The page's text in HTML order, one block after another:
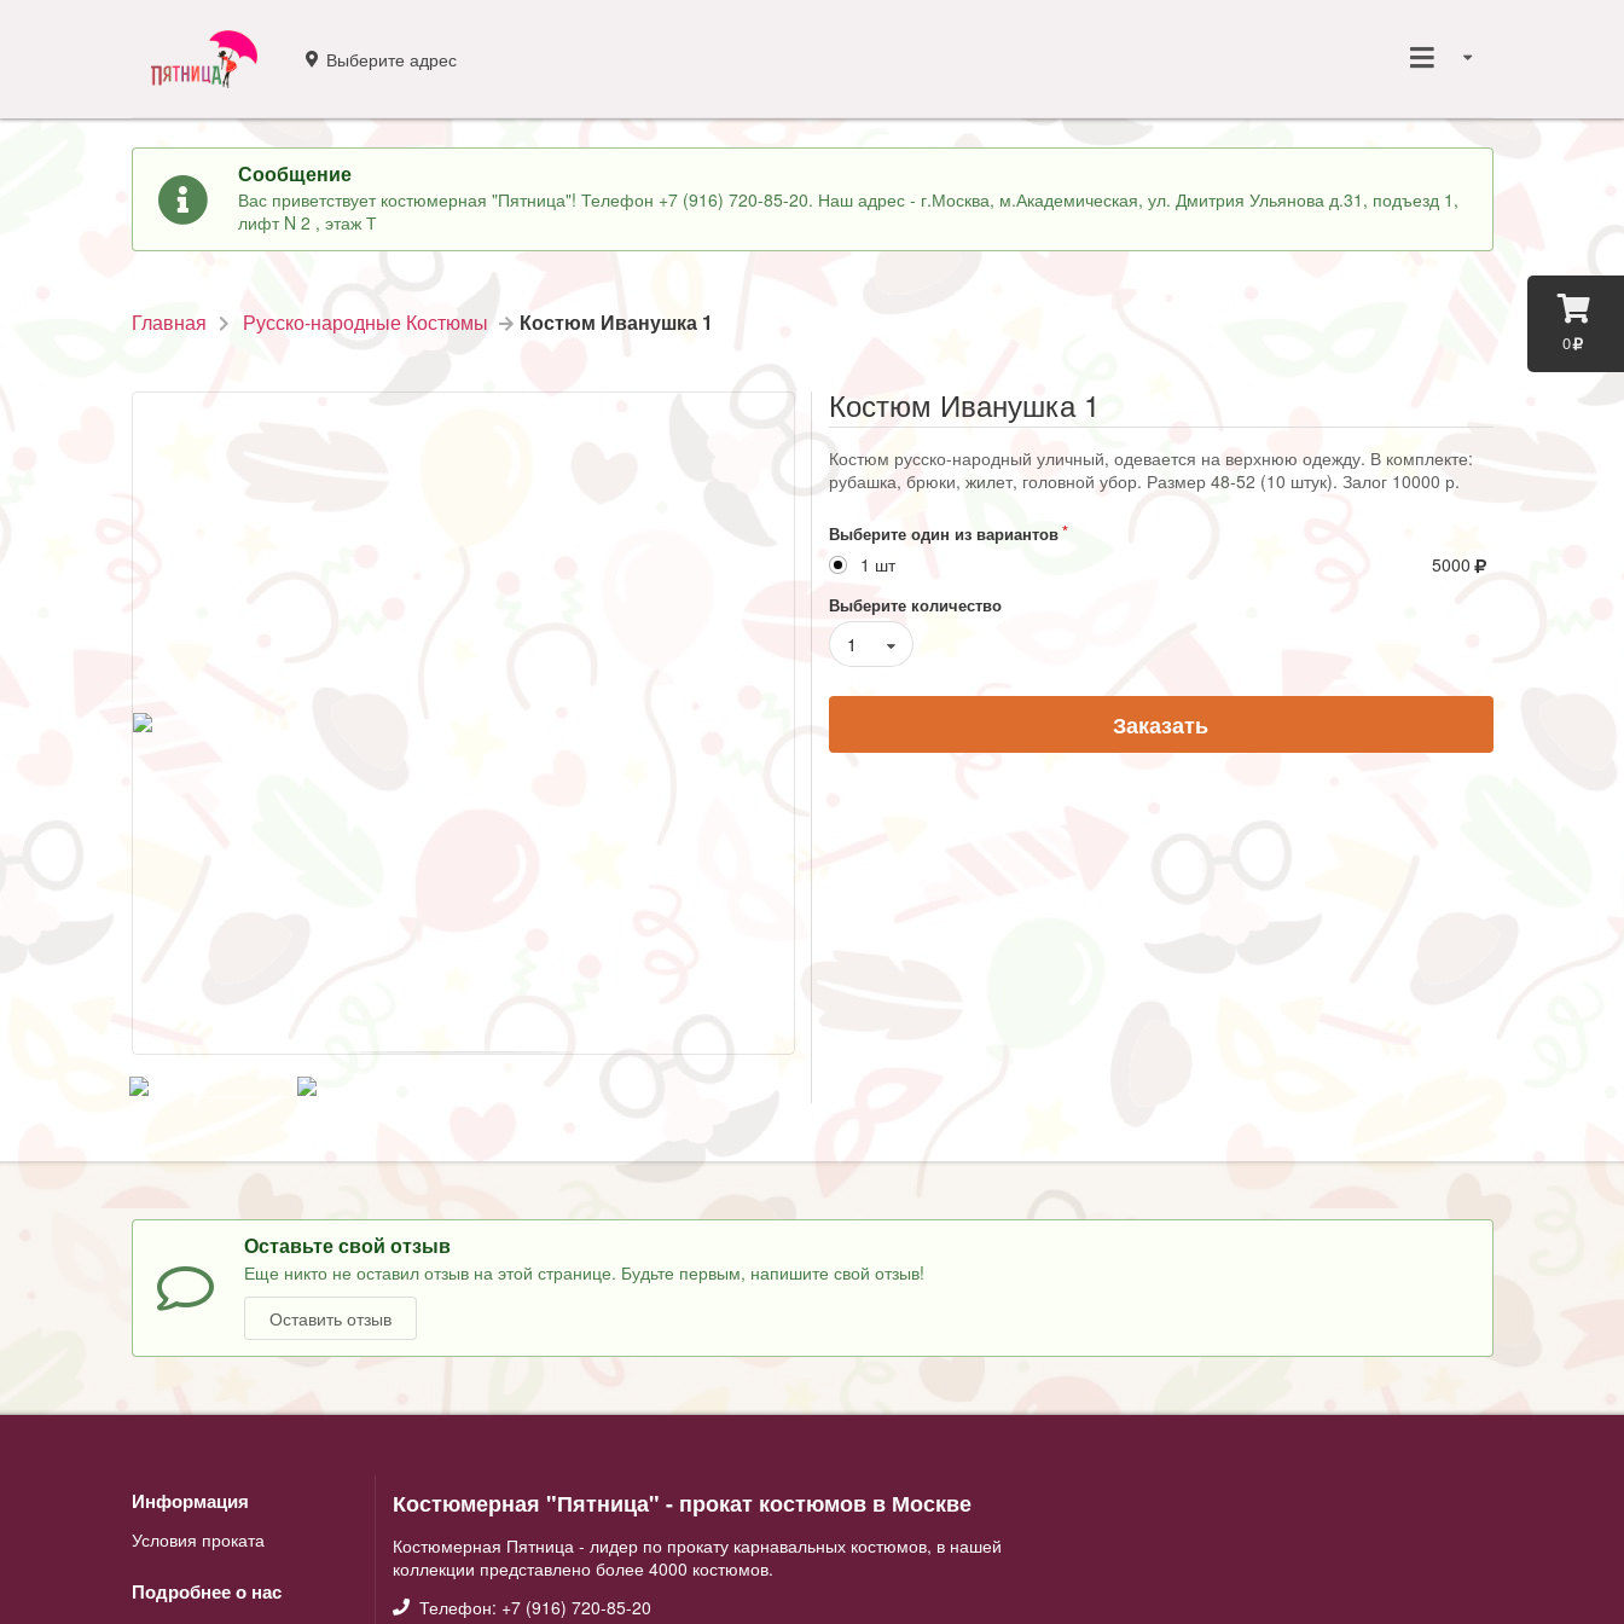
0
Выберите адрес
Сообщение
Вас приветствует костюмерная "Пятница"! Телефон +7 (916) 720-85-20. Наш адрес - г.Москва, м.Академическая, ул. Дмитрия Ульянова д.31, подъезд 1,
лифт N 2 , этаж Т
Главная Русско-народные Костюмы Костюм Иванушка 1
Костюм Иванушка 1
Костюм русско-народный уличный, одевается на верхнюю одежду. В комплекте:
рубашка, брюки, жилет, головной убор. Размер 48-52 (10 штук). Залог 10000 р.
Выберите один из вариантов
1 шт 5000
Выберите количество
1
Заказать
Оставьте свой отзыв
Еще никто не оставил отзыв на этой странице. Будьте первым, напишите свой отзыв!
Оставить отзыв
Информация
Условия проката
Подробнее о нас
Костюмерная "Пятница" - прокат костюмов в Москве
Костюмерная Пятница - лидер по прокату карнавальных костюмов, в нашей
коллекции представлено более 4000 костюмов.
Телефон: +7 (916) 720-85-20